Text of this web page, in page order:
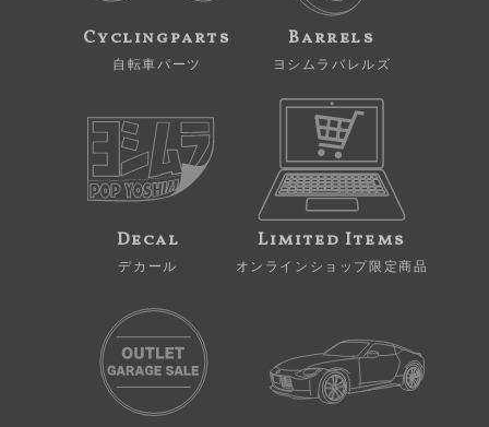
Cyclingparts
自転車パーツ
Barrels
ヨシムラバレルズ
Decal
デカール
Limited Items
オンラインショップ限定商品